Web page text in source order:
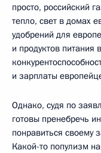
просто, российский
тепло, свет в домах
удобрений для
и продуктов питания
и зарплаты
Однако, судя по
готовы пренебречь
понравиться своему
Какой-то популизм